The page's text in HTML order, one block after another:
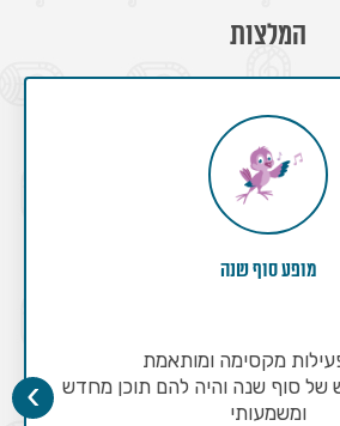
המלצות
מופע סוף שנה
מקסימה ומותאמת
של סוף שנה והיה להם תוכן מחדש
ומשמעותי
›